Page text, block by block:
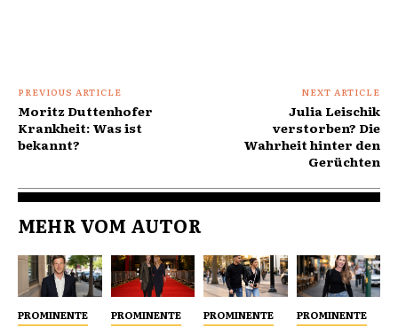
PREVIOUS ARTICLE
Moritz Duttenhofer
Krankheit: Was ist
bekannt?
NEXT ARTICLE
Julia Leischik
verstorben? Die
Wahrheit hinter den
Gerüchten
MEHR VOM AUTOR
PROMINENTE PROMINENTE PROMINENTE PROMINENTE